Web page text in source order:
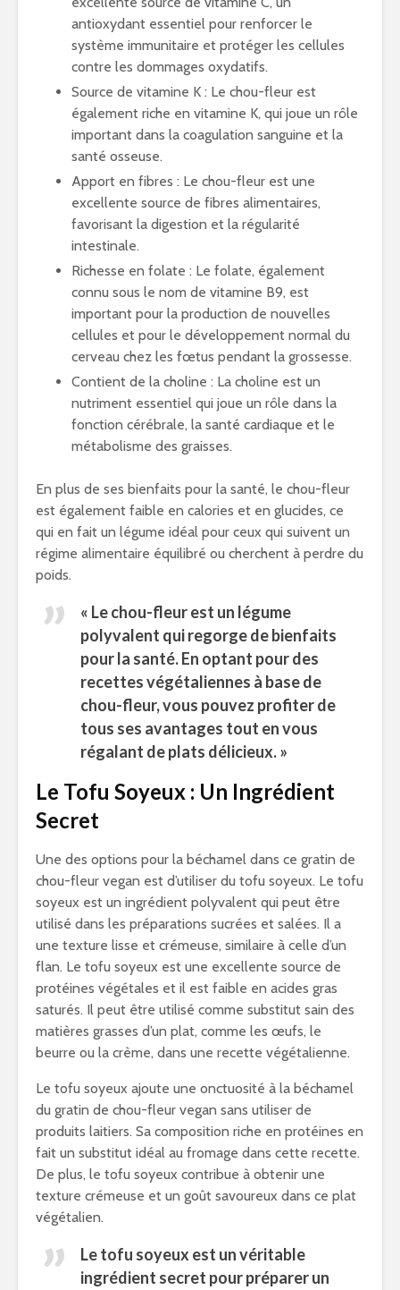
antioxydant essentiel pour renforcer le
système immunitaire et protéger les cellules
contre les dommages oxydatifs.
Source de vitamine K : Le chou-fleur est
également riche en vitamine K, qui joue un rôle
important dans la coagulation sanguine et la
santé osseuse.
Apport en fibres : Le chou-fleur est une
excellente source de fibres alimentaires,
favorisant la digestion et la régularité
intestinale.
Richesse en folate : Le folate, également
connu sous le nom de vitamine B9, est
important pour la production de nouvelles
cellules et pour le développement normal du
cerveau chez les fœtus pendant la grossesse.
Contient de la choline : La choline est un
nutriment essentiel qui joue un rôle dans la
fonction cérébrale, la santé cardiaque et le
métabolisme des graisses.
En plus de ses bienfaits pour la santé, le chou-fleur
est également faible en calories et en glucides, ce
qui en fait un légume idéal pour ceux qui suivent un
régime alimentaire équilibré ou cherchent à perdre du
poids.
« Le chou-fleur est un légume
polyvalent qui regorge de bienfaits
pour la santé. En optant pour des
recettes végétaliennes à base de
chou-fleur, vous pouvez profiter de
tous ses avantages tout en vous
régalant de plats délicieux. »
Le Tofu Soyeux : Un Ingrédient
Secret
Une des options pour la béchamel dans ce gratin de
chou-fleur vegan est d’utiliser du tofu soyeux. Le tofu
soyeux est un ingrédient polyvalent qui peut être
utilisé dans les préparations sucrées et salées. Il a
une texture lisse et crémeuse, similaire à celle d’un
flan. Le tofu soyeux est une excellente source de
protéines végétales et il est faible en acides gras
saturés. Il peut être utilisé comme substitut sain des
matières grasses d’un plat, comme les œufs, le
beurre ou la crème, dans une recette végétalienne.
Le tofu soyeux ajoute une onctuosité à la béchamel
du gratin de chou-fleur vegan sans utiliser de
produits laitiers. Sa composition riche en protéines en
fait un substitut idéal au fromage dans cette recette.
De plus, le tofu soyeux contribue à obtenir une
texture crémeuse et un goût savoureux dans ce plat
végétalien.
Le tofu soyeux est un véritable
ingrédient secret pour préparer un